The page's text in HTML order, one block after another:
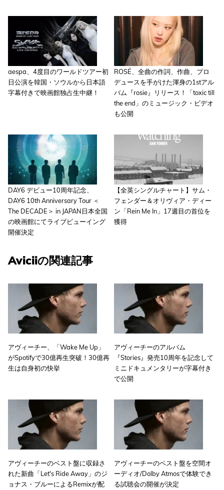
aespa、4度目のワールドツアー初
日公演を韓国・ソウルから日本語
字幕付きで映画館独占生中継！
ROSÉ、全曲の作詞、作曲、プロ
デュースを手がけた渾身の1stアル
バム『rosie』リリース！「toxic till
the end」のミュージック・ビデオ
も公開
DAY6 デビュー10周年記念、
DAY6 10th Anniversary Tour ＜
The DECADE＞ in JAPAN日本全国
の映画館にてライブビューイング
開催決定
【全英シングルチャート】サム・
フェンダー＆オリヴィア・ディー
ン「Rein Me In」17週目の首位を
獲得
Aviciiの関連記事
アヴィーチー、「Wake Me Up」
がSpotifyで30億再生突破！30億再
生は自身初の快挙
アヴィーチーのアルバム
『Stories』発売10周年を記念して
ミニドキュメンタリーが字幕付き
で公開
アヴィーチーのベスト盤に収録さ
れた新曲「Let's Ride Away」のジ
ョナス・ブルーによるRemixが配
アヴィーチーのベスト盤を空間オ
ーディオ/Dolby Atmosで体験でき
る試聴会の開催が決定